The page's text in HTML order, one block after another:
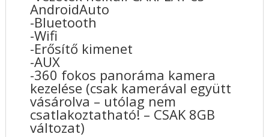
AndroidAuto
-Bluetooth
-Wifi
-Erősítő kimenet
-AUX
-360 fokos panoráma kamera
kezelése (csak kamerával együtt
vásárolva – utólag nem
csatlakoztatható! – CSAK 8GB
változat)